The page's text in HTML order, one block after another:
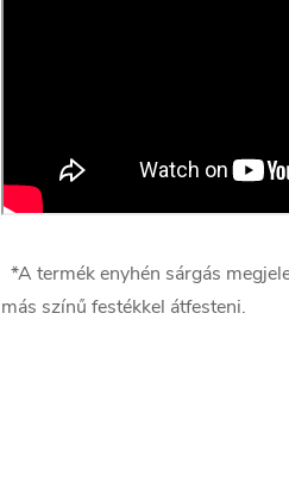
*A termék enyhén sárgás
más színű festékkel átfesteni.